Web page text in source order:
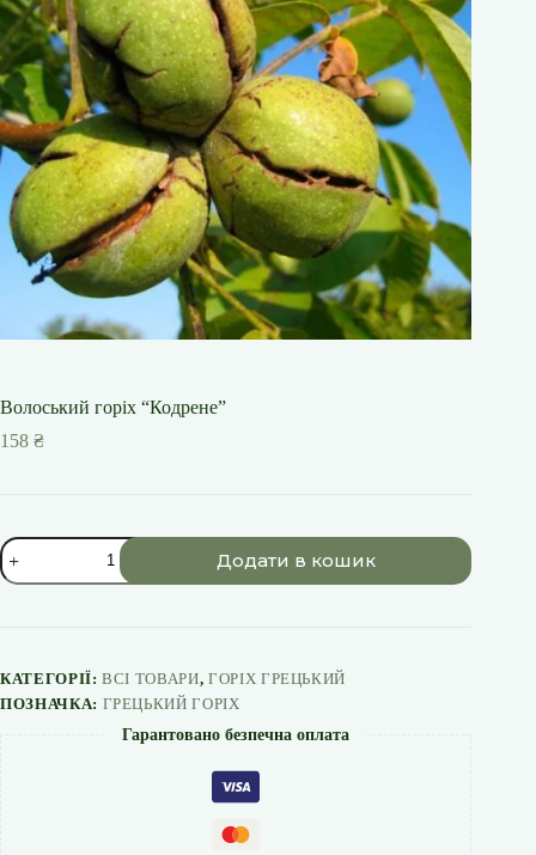
Волоський горіх “Кодрене”
158 ₴
Волоський
горіх
"Кодрене"
Додати в кошик
КАТЕГОРІЇ:ВСІ ТОВАРИ, ГОРІХ ГРЕЦЬКИЙ
ПОЗНАЧКА: ГРЕЦЬКИЙ ГОРІХ
Гарантовано безпечна оплата